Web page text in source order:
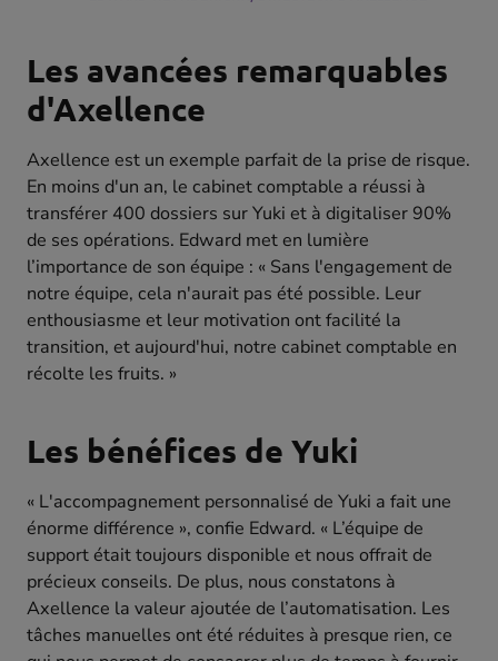
Les avancées remarquables
d'Axellence
Axellence est un exemple parfait de la prise de risque.
En moins d'un an, le cabinet comptable a réussi à
transférer 400 dossiers sur Yuki et à digitaliser 90%
de ses opérations. Edward met en lumière
l’importance de son équipe : « Sans l'engagement de
notre équipe, cela n'aurait pas été possible. Leur
enthousiasme et leur motivation ont facilité la
transition, et aujourd'hui, notre cabinet comptable en
récolte les fruits. »
Les bénéfices de Yuki
« L'accompagnement personnalisé de Yuki a fait une
énorme différence », confie Edward. « L’équipe de
support était toujours disponible et nous offrait de
précieux conseils. De plus, nous constatons à
Axellence la valeur ajoutée de l’automatisation. Les
tâches manuelles ont été réduites à presque rien, ce